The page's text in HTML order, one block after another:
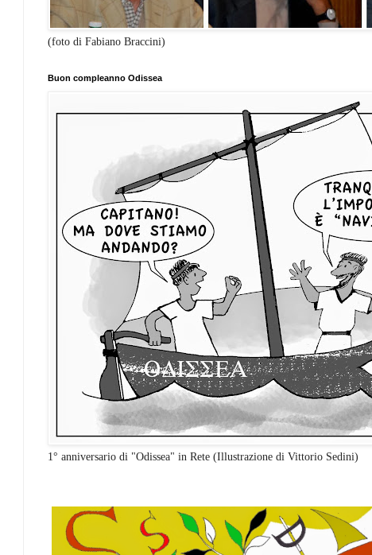
(foto di Fabiano Braccini)
Buon compleanno Odissea
1° anniversario di "Odissea" in Rete (Illustrazione di Vittorio Sedini)